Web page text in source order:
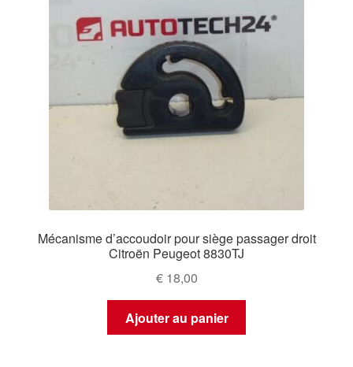
Mécanisme d’accoudoir pour siège passager droit
Citroën Peugeot 8830TJ
€18,00
Ajouter au panier